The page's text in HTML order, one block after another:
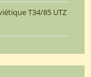
T34/85 UTZ